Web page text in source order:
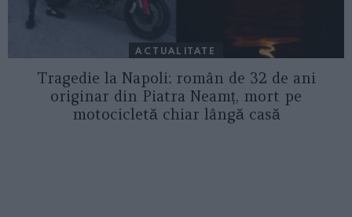
ACTUALITATE
Tragedie la Napoli: român de 32 de ani
originar din Piatra Neamț, mort pe
motocicletă chiar lângă casă